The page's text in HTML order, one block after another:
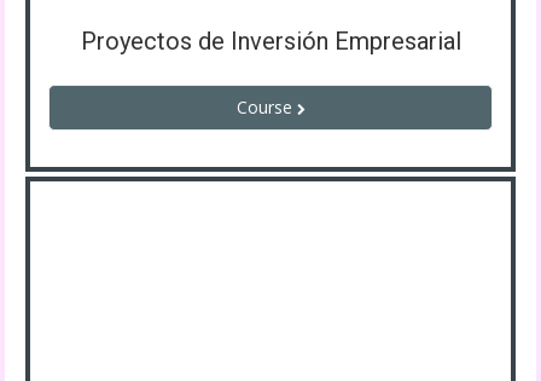
Proyectos de Inversión Empresarial
Course